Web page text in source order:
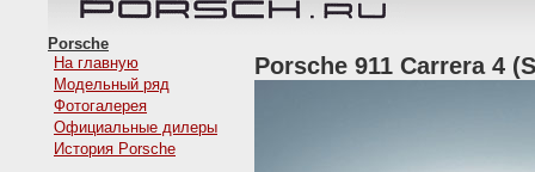
Porsche
На главную
Модельный ряд
Фотогалерея
Официальные дилеры
История Porsche
Porsche 911 Carrera 4